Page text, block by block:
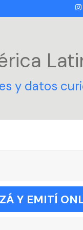
y datos
Y EMITÍ